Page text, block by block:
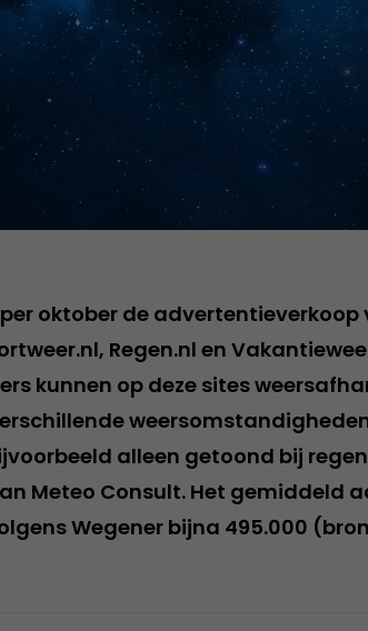
oktober de advertentieverkoop
Regen.nl en
kunnen op deze sites
alleen getoond bij
Meteo Consult. Het gemiddeld
Wegener bijna 495.000